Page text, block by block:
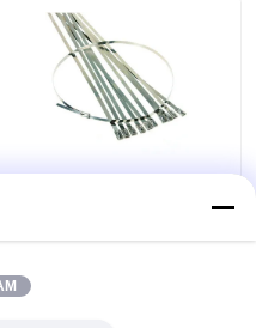
serre-câble 7.9mm
solaire de 4.6mm, liens
Sus304 pour le
panneau solaire